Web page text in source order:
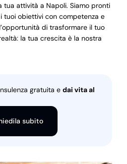
tua attività a Napoli. Siamo pronti
tuoi obiettivi con competenza e
di trasformare il tuo
la tua crescita è la nostra
gratuita e dai vita al
subito